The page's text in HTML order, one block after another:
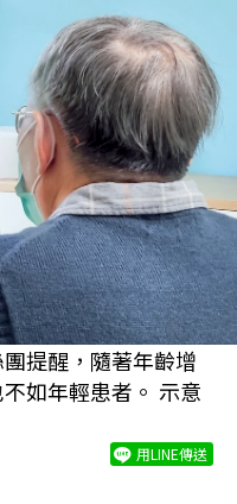
提醒，隨著年齡增
如年輕患者。 示意
用LINE傳送